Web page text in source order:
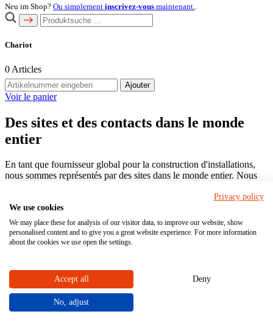
Neu im Shop? Ou simplement inscrivez-vous maintenant..
Chariot
0 Articles
Ajouter
Voir le panier
Des sites et des contacts dans le monde
entier
En tant que fournisseur global pour la construction d'installations,
nous sommes représentés par des sites dans le monde entier. Nous
Chine et sommes représentés par des contacts internationaux. Ainsi,
l'expertise STÜBBE en matière de pompes centrifuges, de vannes et
robinetteries industrielles est disponible sans frontières. Utilisez la
recherche en bas de cette page pour trouver rapidement l'expert le
plus proche de chez vous.
Accueil
Entreprise
Privacy policy
We use cookies
We may place these for analysis of our visitor data, to improve our website, show
personalised content and to give you a great website experience. For more information
about the cookies we use open the settings.
Accept all Deny
No, adjust